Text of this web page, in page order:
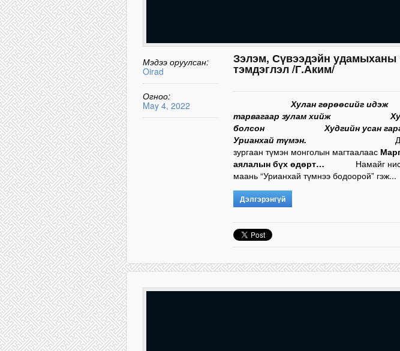
Мэдээ оруулсан:
Oirad
Огноо:
May 4, 2022
Зэлэм, Сүвээдэйн удамыханы
тэмдэглэл /Г.Аким/
Хулан гөрөөсийг идэж
тарвагаар зулам хийж
Хулгайч
болсон
Худгийн усан
Урианхай түмэн.
зургаан түмэн монголын магтаалаас
аялалын бүх өдөрт…
Намайг
маань “Урианхай түмнээ бодоорой” гэж...
Дэлгэрэнгүй